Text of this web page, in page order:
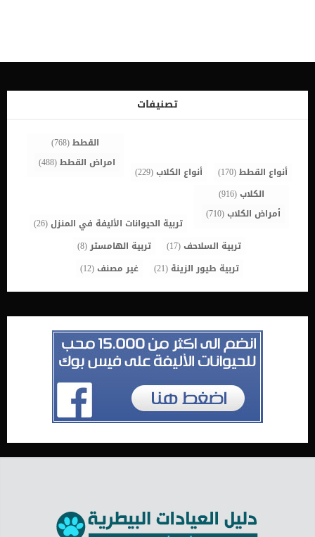
المسامية العليا للجلد من الملوثات البيئية والبكتيريا والفيروسات
الخارجية وترطيبها بشكل جيد عن طريق امتصاص الماء وعدم السماح
بتبخرها بشكل مفرط. فعندما نقوم بالاستحمام باستخدام الصابون
والشامبو وتأتي هذه المواد على الطبقة الحمضية للجلد فهي تعمل على
تصنيفات
أنواع القطط(170) أنواع الكلاب(229)
القطط(768)
امراض القطط(488)
الكلاب(916)
أمراض الكلاب(710)
تربية الحيوانات الأليفة في المنزل(26)
تربية السلاحف(17) تربية الهامستر(8)
تربية طيور الزينة (21) غير مصنف(12)